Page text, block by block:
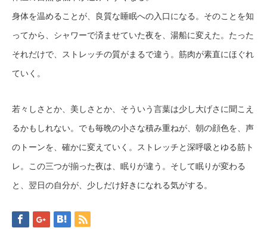
身体を温めることが、良質な睡眠への入口になる。そのことを知
ってから、シャワーで済ませていた夜を、湯船に変えた。たった
それだけで、ストレッチの質がまるで違う。筋肉が素直にほぐれ
ていく。
若々しさとか、美しさとか、そういう言葉は少し大げさに聞こえ
るかもしれない。でも毎晩の小さな積み重ねが、朝の顔色を、声
のトーンを、確かに変えていく。ストレッチと深呼吸とゆる筋ト
レ。この三つが揃った夜は、眠りが違う。そして眠りが変わる
と、翌日の自分が、少しだけ好きになれる気がする。